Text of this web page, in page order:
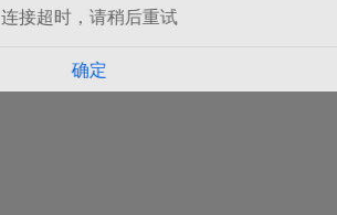
连接超时，请稍后重试
确定